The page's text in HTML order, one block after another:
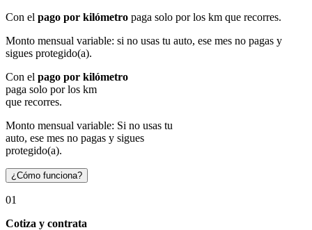
Con el pago por kilómetro paga solo por los km que recorres.
Monto mensual variable: si no usas tu auto, ese mes no pagas y
sigues protegido(a).
Con el pago por kilómetro
paga solo por los km
que recorres.
Monto mensual variable: Si no usas tu
auto, ese mes no pagas y sigues
protegido(a).
¿Cómo funciona?
01
Cotiza y contrata